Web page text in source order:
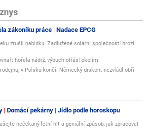
zákoníku práce Nadace EPCG
zrušil nabídku. Zadlužené solární společnosti hrozí
hořela nádrž, výbuch otřásl okolím
v Polsku končí. Německý diskont nezvládl obří
Domácí pekárny Jídlo podle horoskopu
nečekaný letní hit a geniální způsob, jak zpracovat